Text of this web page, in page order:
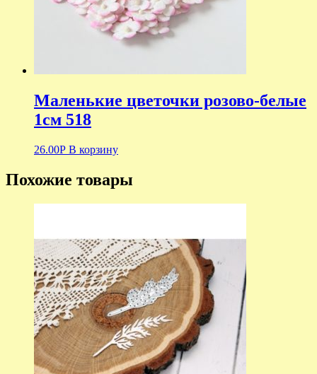
Маленькие цветочки розово-белые
1см 518
26.00Р В корзину
Похожие товары